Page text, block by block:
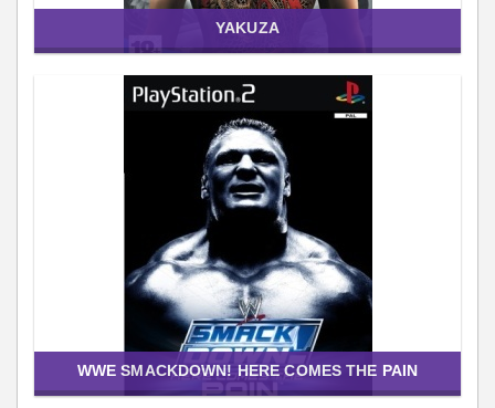
YAKUZA
WWE SMACKDOWN! HERE COMES THE PAIN